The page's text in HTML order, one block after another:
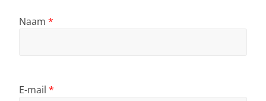
Naam *
E-mail *